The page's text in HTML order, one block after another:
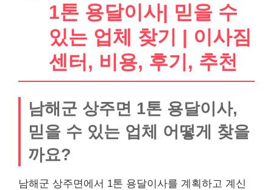
1톤 용달이사| 믿을 수
있는 업체 찾기 | 이사짐
센터, 비용, 후기, 추천
남해군 상주면 1톤 용달이사,
믿을 수 있는 업체 어떻게 찾을
까요?
남해군 상주면에서 1톤 용달이사를 계획하고 계신